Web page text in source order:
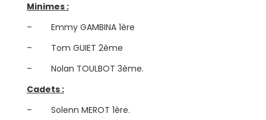
Minimes :
– Emmy GAMBINA 1ère
– Tom GUIET 2ème
– Nolan TOULBOT 3ème.
Cadets :
– Solenn MEROT 1ère.